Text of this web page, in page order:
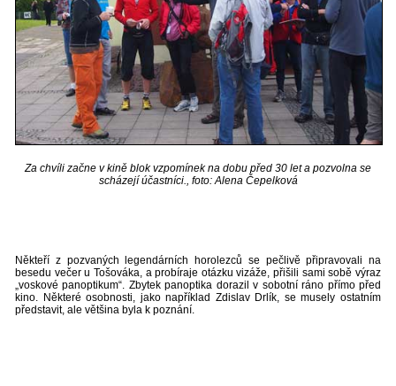
Za chvíli začne v kině blok vzpomínek na dobu před 30 let a pozvolna se
scházejí účastníci., foto: Alena Čepelková
Někteří z pozvaných legendárních horolezců se pečlivě připravovali na
besedu večer u Tošováka, a probíraje otázku vizáže, přišili sami sobě výraz
„voskové panoptikum“. Zbytek panoptika dorazil v sobotní ráno přímo před
kino. Některé osobnosti, jako například Zdislav Drlík, se musely ostatním
představit, ale většina byla k poznání.